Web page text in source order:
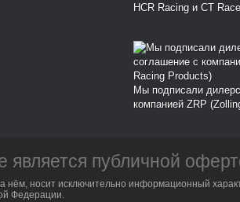
HCR Racing и CT
Мы подписали
компанией ZRP
является публичной
носит исключительно информационный
Федерации.